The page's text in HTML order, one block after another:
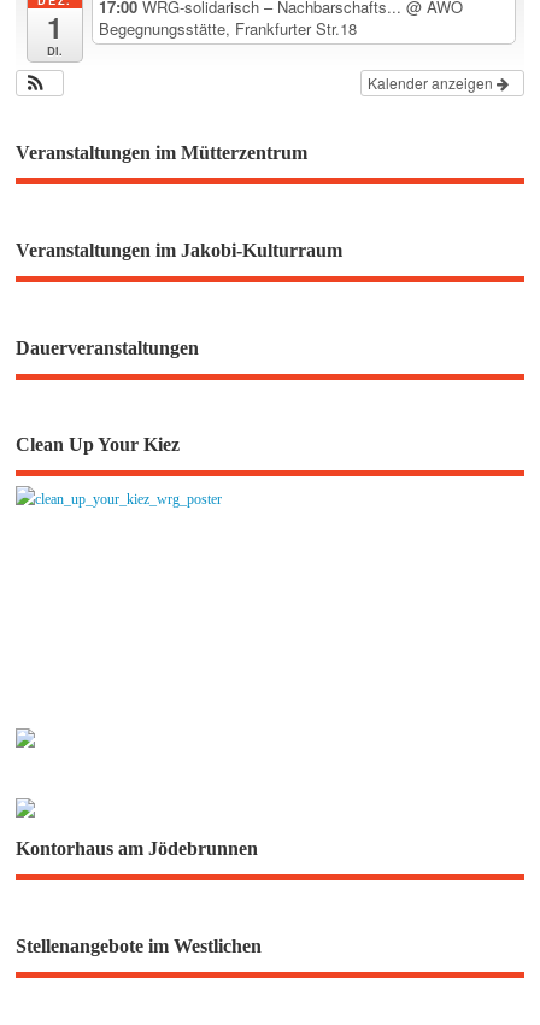
1
Di.
17:00WRG-solidarisch – Nachbarschafts...@ AWO
Begegnungsstätte, Frankfurter Str.18
Kalender anzeigen
Veranstaltungen im Mütterzentrum
Veranstaltungen im Jakobi-Kulturraum
Dauerveranstaltungen
Clean Up Your Kiez
Kontorhaus am Jödebrunnen
Stellenangebote im Westlichen